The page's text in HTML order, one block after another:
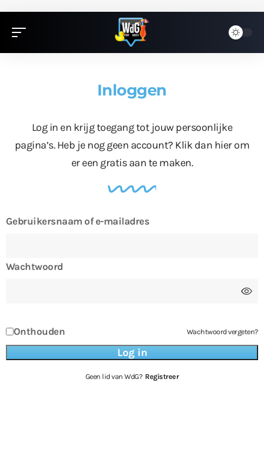
Inloggen
Log in en krijg toegang tot jouw persoonlijke
pagina’s. Heb je nog geen account? Klik dan hierom
er een gratis aan te maken.
Gebruikersnaam of e-mailadres
Wachtwoord
Onthouden Wachtwoord vergeten?
Geen lid van WdG? Registreer